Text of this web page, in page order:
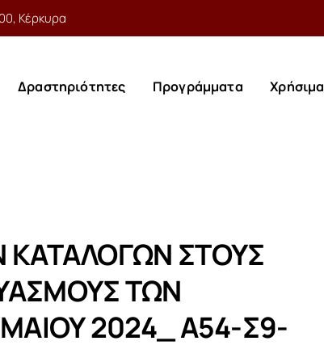
Κέρκυρα
Δραστηριότητες Προγράμματα Χρήσιμα
ΚΑΤΑΛΟΓΩΝ ΣΤΟΥΣ
ΤΩΝ
2024_ Α54-Σ9-